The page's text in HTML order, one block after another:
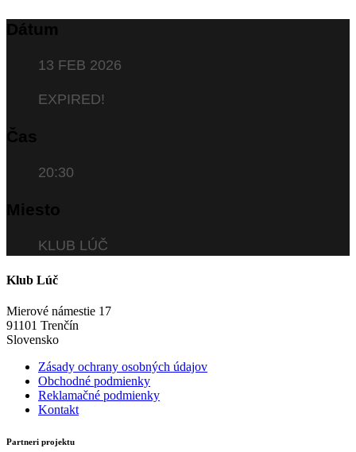
Dátum
13 FEB 2026
EXPIRED!
Čas
20:30
Miesto
KLUB LÚČ
Klub Lúč
Mierové námestie 17
91101 Trenčín
Slovensko
Zásady ochrany osobných údajov
Obchodné podmienky
Reklamačné podmienky
Kontakt
Partneri projektu